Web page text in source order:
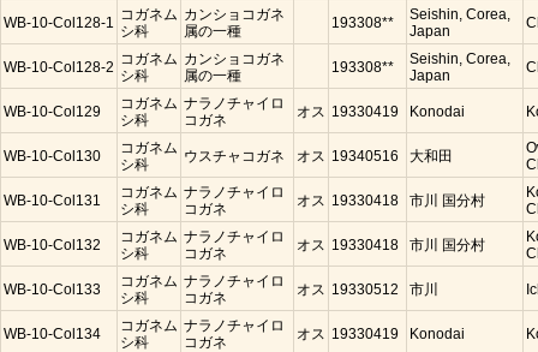
WB-10-Col128-1 コガネム
シ科
カンショコガネ
属の一種
193308**
Seishin, Corea,
Japan
WB-10-Col128-2 コガネム
シ科
カンショコガネ
属の一種
193308**
Seishin, Corea,
Japan
WB-10-Col129
コガネム
シ科
ナラノチャイロ
コガネ
オス 19330419 Konodai
WB-10-Col130
コガネム
シ科
ウスチャコガネ オス 19340516 大和田
WB-10-Col131
コガネム
シ科
ナラノチャイロ
コガネ
オス 19330418 市川 国分村
WB-10-Col132
コガネム
シ科
ナラノチャイロ
コガネ
オス 19330418 市川 国分村
WB-10-Col133
コガネム
シ科
ナラノチャイロ
コガネ
オス 19330512 市川
WB-10-Col134
コガネム
シ科
ナラノチャイロ
コガネ
オス 19330419 Konodai